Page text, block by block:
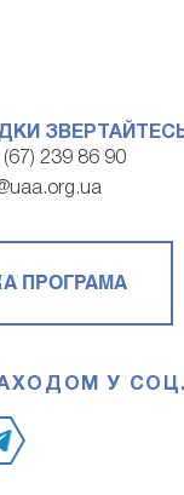
239 86 90
ПРОГРАМА
У